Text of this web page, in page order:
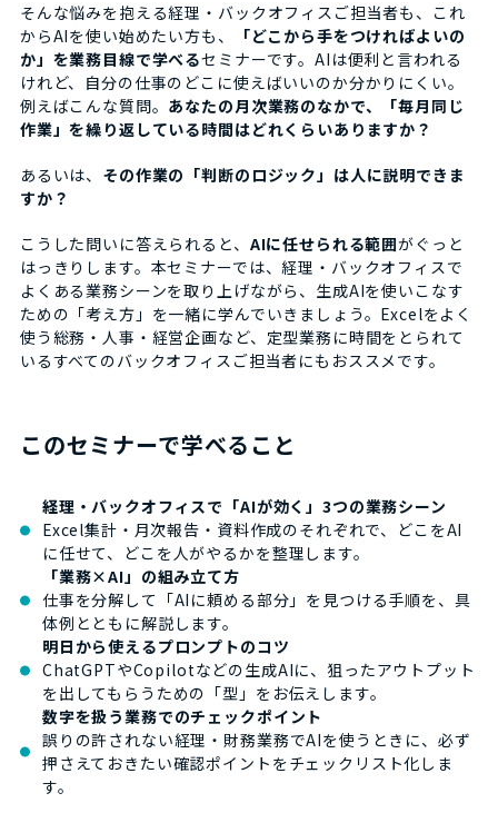
そんな悩みを抱える経理・バックオフィスご担当者も、これ
からAIを使い始めたい方も、
「どこから手をつければよいの
か」を業務目線で学べるセミナーです。AIは便利と言われる
けれど、自分の仕事のどこに使えばいいのか分かりにくい。
例えばこんな質問。 あなたの月次業務のなかで、「毎月同じ
作業」を繰り返している時間はどれくらいありますか？
あるいは、 その作業の「判断のロジック」は人に説明できま
すか？
こうした問いに答えられると、 AIに任せられる範囲がぐっと
はっきりします。本セミナーでは、経理・バックオフィスで
よくある業務シーンを取り上げながら、生成AIを使いこなす
ための「考え方」を一緒に学んでいきましょう。Excelをよく
使う総務・人事・経営企画など、定型業務に時間をとられて
いるすべてのバックオフィスご担当者にもおススメです。
このセミナーで学べること
経理・バックオフィスで「AIが効く」3つの業務シーン
Excel集計・月次報告・資料作成のそれぞれで、どこをAI
に任せて、どこを人がやるかを整理します。
「業務×AI」の組み立て方
仕事を分解して「AIに頼める部分」を見つける手順を、具
体例とともに解説します。
明日から使えるプロンプトのコツ
ChatGPTやCopilotなどの生成AIに、狙ったアウトプット
を出してもらうための「型」をお伝えします。
数字を扱う業務でのチェックポイント
誤りの許されない経理・財務業務でAIを使うときに、必ず
押さえておきたい確認ポイントをチェックリスト化しま
す。